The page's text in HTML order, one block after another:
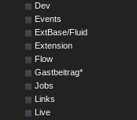
Dev
Events
ExtBase/Fluid
Extension
Flow
Gastbeitrag*
Jobs
Links
Live